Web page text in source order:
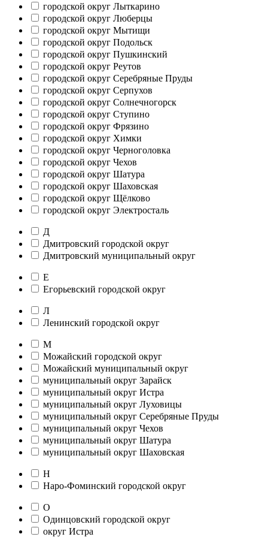
городской округ Лыткарино
городской округ Люберцы
городской округ Мытищи
городской округ Подольск
городской округ Пушкинский
городской округ Реутов
городской округ Серебряные Пруды
городской округ Серпухов
городской округ Солнечногорск
городской округ Ступино
городской округ Фрязино
городской округ Химки
городской округ Черноголовка
городской округ Чехов
городской округ Шатура
городской округ Шаховская
городской округ Щёлково
городской округ Электросталь
Д
Дмитровский городской округ
Дмитровский муниципальный округ
Е
Егорьевский городской округ
Л
Ленинский городской округ
М
Можайский городской округ
Можайский муниципальный округ
муниципальный округ Зарайск
муниципальный округ Истра
муниципальный округ Луховицы
муниципальный округ Серебряные Пруды
муниципальный округ Чехов
муниципальный округ Шатура
муниципальный округ Шаховская
Н
Наро-Фоминский городской округ
О
Одинцовский городской округ
округ Истра